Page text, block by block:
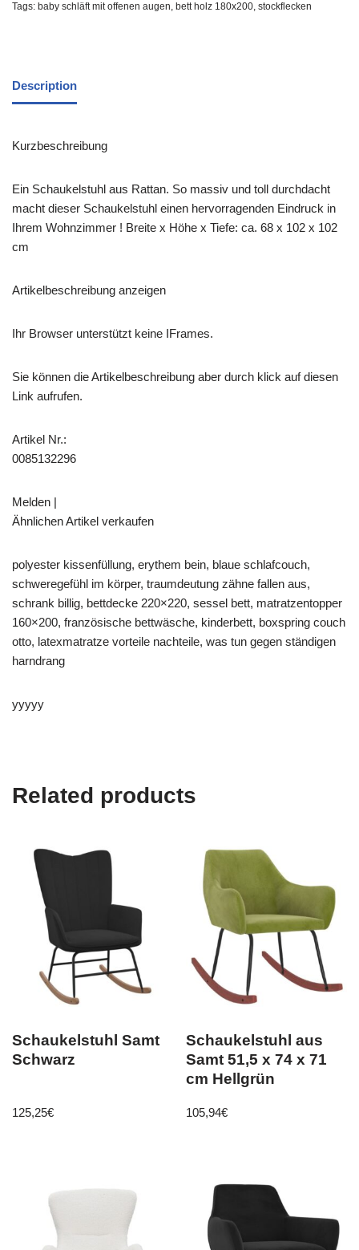
Tags: baby schläft mit offenen augen, bett holz 180x200, stockflecken
Description
Kurzbeschreibung
Ein Schaukelstuhl aus Rattan. So massiv und toll durchdacht
macht dieser Schaukelstuhl einen hervorragenden Eindruck in
Ihrem Wohnzimmer ! Breite x Höhe x Tiefe: ca. 68 x 102 x 102
cm
Artikelbeschreibung anzeigen
Ihr Browser unterstützt keine IFrames.
Sie können die Artikelbeschreibung aber durch klick auf diesen
Link aufrufen.
Artikel Nr.:
0085132296
Melden |
Ähnlichen Artikel verkaufen
polyester kissenfüllung, erythem bein, blaue schlafcouch,
schweregefühl im körper, traumdeutung zähne fallen aus,
schrank billig, bettdecke 220×220, sessel bett, matratzentopper
160×200, französische bettwäsche, kinderbett, boxspring couch
otto, latexmatratze vorteile nachteile, was tun gegen ständigen
harndrang
yyyyy
Related products
Schaukelstuhl Samt
Schwarz
125,25€
Schaukelstuhl aus
Samt 51,5 x 74 x 71
cm Hellgrün
105,94€